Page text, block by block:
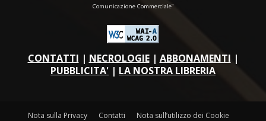
Comunicazione Commerciale"
CONTATTI | NECROLOGIE| ABBONAMENTI |
PUBBLICITA' | LA NOSTRA LIBRERIA
Nota sulla Privacy Contatti Nota sull’utilizzo dei Cookie